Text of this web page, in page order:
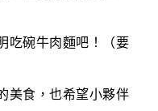
吃碗牛肉麵吧！（要
美食，也希望小夥伴